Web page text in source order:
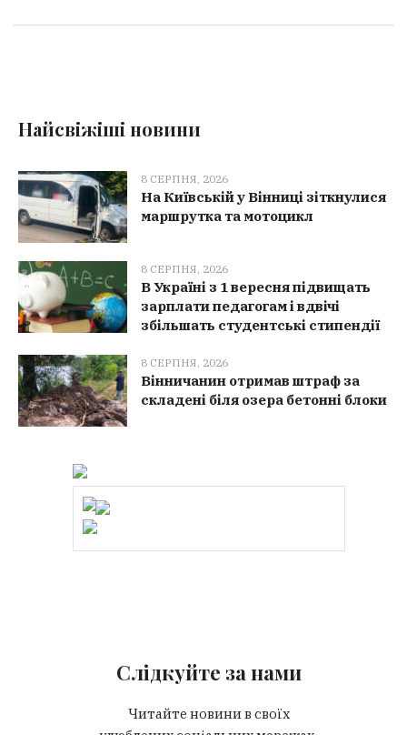
Найсвіжіші новини
8 СЕРПНЯ, 2026
На Київській у Вінниці зіткнулися
маршрутка та мотоцикл
8 СЕРПНЯ, 2026
В Україні з 1 вересня підвищать
зарплати педагогам і вдвічі
збільшать студентські стипендії
8 СЕРПНЯ, 2026
Вінничанин отримав штраф за
складені біля озера бетонні блоки
Слідкуйте за нами
Читайте новини в своїх